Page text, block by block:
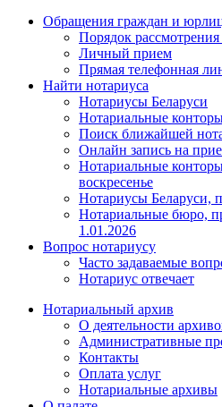
Обращения граждан и
Порядок
Личный прием
Прямая телефонная
Найти нотариуса
Нотариусы Беларуси
Нотариальные
Поиск ближайшей
Онлайн запись на
Нотариальные
воскресенье
Нотариусы Беларуси,
Нотариальные бюро,
1.01.2026
Вопрос нотариусу
Часто задаваемые
Нотариус отвечает
Нотариальный архив
О деятельности
Административные
Контакты
Оплата услуг
Нотариальные архивы